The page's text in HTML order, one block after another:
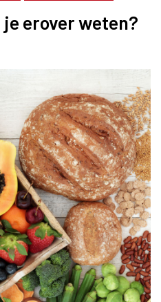
erover weten?